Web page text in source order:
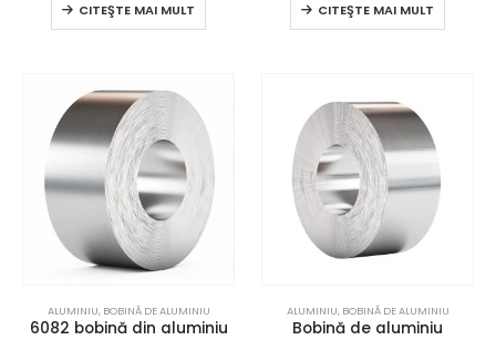
CITEŞTE MAI MULT CITEŞTE MAI MULT
ALUMINIU, BOBINĂ DE ALUMINIU
6082 bobină din aluminiu
ALUMINIU, BOBINĂ DE ALUMINIU
Bobină de aluminiu